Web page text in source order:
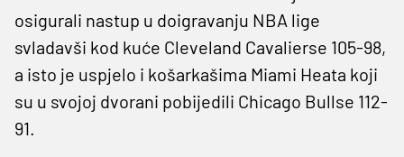
osigurali nastup u doigravanju NBA lige
svladavši kod kuće Cleveland Cavalierse 105-98,
a isto je uspjelo i košarkašima Miami Heata koji
su u svojoj dvorani pobijedili Chicago Bullse 112-
91.